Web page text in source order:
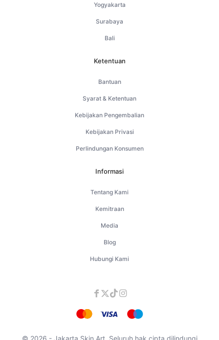
Yogyakarta
Surabaya
Bali
Ketentuan
Bantuan
Syarat & Ketentuan
Kebijakan Pengembalian
Kebijakan Privasi
Perlindungan Konsumen
Informasi
Tentang Kami
Kemitraan
Media
Blog
Hubungi Kami
© 2026 - Jakarta Skin Art. Seluruh hak cipta dilindungi